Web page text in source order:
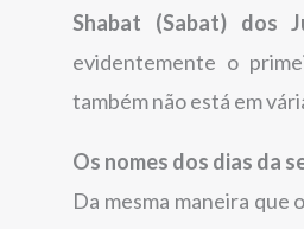
Shabat (Sabat) dos
evidentemente o
também não está em
Os nomes dos dias da
Da mesma maneira que